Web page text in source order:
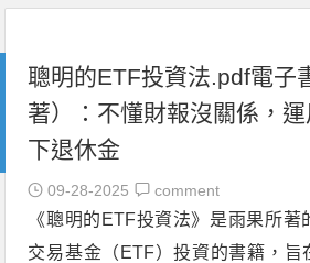
聰明的ETF投資法.pdf電子
著）：不懂財報沒關係，
下退休金
09-28-2025 comment
《聰明的ETF投資法》是雨果所
交易基金（ETF）投資的書籍，旨